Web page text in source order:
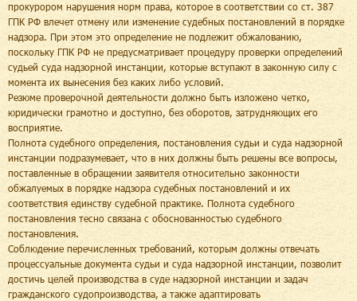
прокурором нарушения норм права, которое в соответствии со ст. 387
ГПК РФ влечет отмену или изменение судебных постановлений в порядке
надзора. При этом это определение не подлежит обжалованию,
поскольку ГПК РФ не предусматривает процедуру проверки определений
судьей суда надзорной инстанции, которые вступают в законную силу с
момента их вынесения без каких либо условий.
Резюме проверочной деятельности должно быть изложено четко,
юридически грамотно и доступно, без оборотов, затрудняющих его
восприятие.
Полнота судебного определения, постановления судьи и суда надзорной
инстанции подразумевает, что в них должны быть решены все вопросы,
поставленные в обращении заявителя относительно законности
обжалуемых в порядке надзора судебных постановлений и их
соответствия единству судебной практике. Полнота судебного
постановления тесно связана с обоснованностью судебного
постановления.
Соблюдение перечисленных требований, которым должны отвечать
процессуальные документа судьи и суда надзорной инстанции, позволит
достичь целей производства в суде надзорной инстанции и задач
гражданского судопроизводства, а также адаптировать